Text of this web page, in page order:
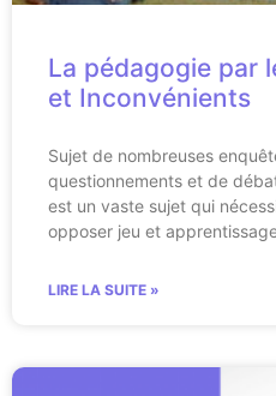
La pédagogie par
et Inconvénients
Sujet de nombreuses
questionnements et de
est un vaste sujet qui
opposer jeu et
LIRE LA SUITE »